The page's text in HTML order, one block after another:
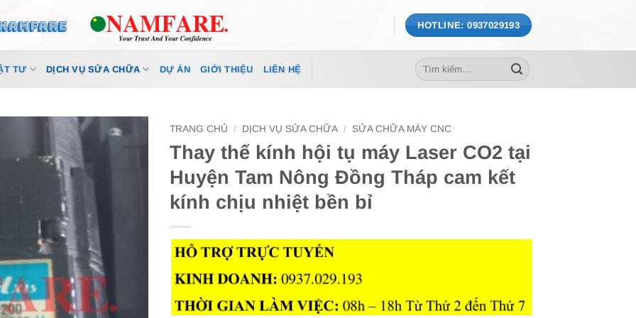
HOTLINE: 0937029193
TƯ DỊCH VỤ SỬA CHỮA DỰ ÁN GIỚI THIỆU LIÊN HỆ
Tìm
kiếm:
TRANG CHỦ / DỊCH VỤ SỬA CHỮA / SỬA CHỮA MÁY CNC
Thay thế kính hội tụ máy Laser CO2 tại
Huyện Tam Nông Đồng Tháp cam kết
kính chịu nhiệt bền bỉ